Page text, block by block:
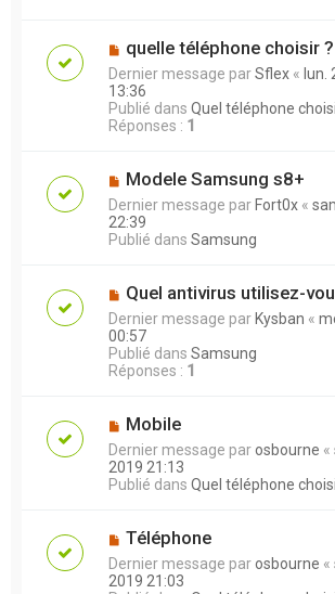
quelle téléphone choisir ?
Dernier message parSflex « lun.
13:36
Publié dans Quel téléphone
Réponses : 1
Modele Samsung s8+
Dernier message par Fort0x «
22:39
Publié dans Samsung
Quel antivirus utilisez-
Dernier message par Kysban «
00:57
Publié dans Samsung
Réponses : 1
Mobile
Dernier message parosbourne «
2019 21:13
Publié dans Quel téléphone
Téléphone
Dernier message parosbourne «
2019 21:03